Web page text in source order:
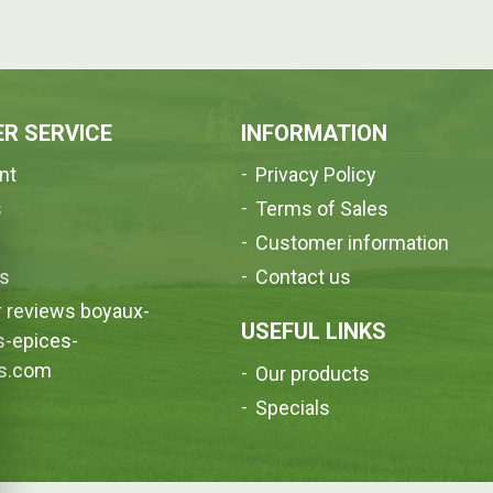
SERVICE
reviews boyaux-
epices-
INFORMATION
Privacy Policy
Terms of Sales
Customer information
Contact us
USEFUL LINKS
Our products
Specials